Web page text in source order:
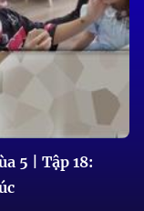
5 | Tập 18: